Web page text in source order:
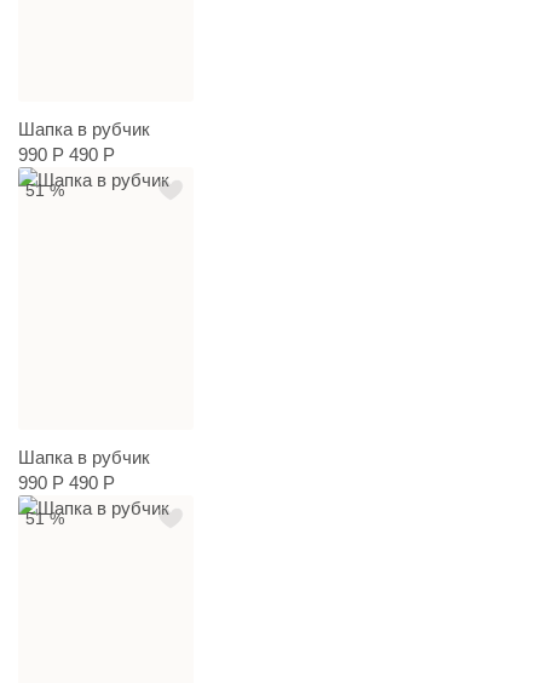
Шапка в рубчик
990 Р 490 Р
51 %
Шапка в рубчик
990 Р 490 Р
51 %